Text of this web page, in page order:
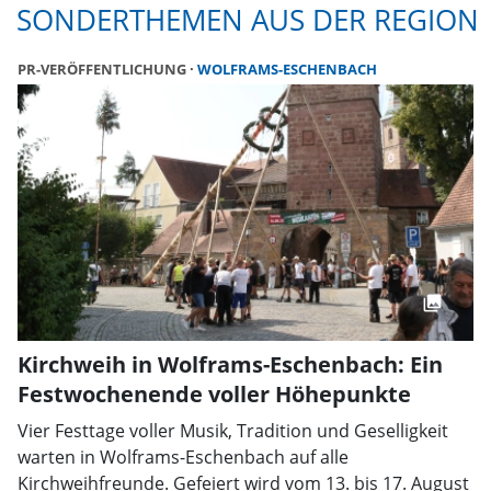
SONDERTHEMEN AUS DER REGION
PR-VERÖFFENTLICHUNG WOLFRAMS-ESCHENBACH
Kirchweih in Wolframs-Eschenbach: Ein
Festwochenende voller Höhepunkte
Vier Festtage voller Musik, Tradition und Geselligkeit
warten in Wolframs-Eschenbach auf alle
Kirchweihfreunde. Gefeiert wird vom 13. bis 17. August